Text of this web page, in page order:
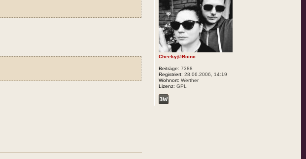
Cheeky@Boinc
Beiträge: 7388
Registriert: 28.06.2006, 14:19
Wohnort: Werther
Lizenz: GPL